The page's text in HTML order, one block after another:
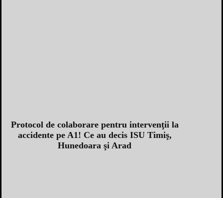
Protocol de colaborare pentru intervenţii la
accidente pe A1! Ce au decis ISU Timiş,
Hunedoara şi Arad